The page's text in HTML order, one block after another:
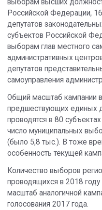
выборам высших
Российской Федерации,
депутатов
субъектов Российской
выборам глав местного
административных
депутатов
самоуправления
Общий масштаб кампании
предшествующих единых
проводятся в 80
число муниципальных
(было 5,8 тыс.). В тоже
особенность текущей
Количество выборов
проводящихся в 2018
масштаб аналогичной
голосования 2017 года.